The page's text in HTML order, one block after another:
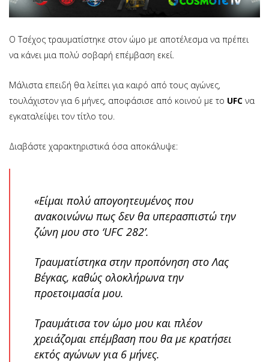
Ο Τσέχος τραυματίστηκε στον ώμο με αποτέλεσμα να πρέπει
να κάνει μια πολύ σοβαρή επέμβαση εκεί.
Μάλιστα επειδή θα λείπει για καιρό από τους αγώνες,
τουλάχιστον για 6 μήνες, αποφάσισε από κοινού με το UFC να
εγκαταλείψει τον τίτλο του.
Διαβάστε χαρακτηριστικά όσα αποκάλυψε:
«Είμαι πολύ απογοητευμένος που
ανακοινώνω πως δεν θα υπερασπιστώ την
ζώνη μου στο ‘UFC 282’.
Τραυματίστηκα στην προπόνηση στο Λας
Βέγκας, καθώς ολοκλήρωνα την
προετοιμασία μου.
Τραυμάτισα τον ώμο μου και πλέον
χρειάζομαι επέμβαση που θα με κρατήσει
εκτός αγώνων για 6 μήνες.